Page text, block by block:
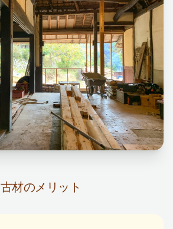
古材のメリット